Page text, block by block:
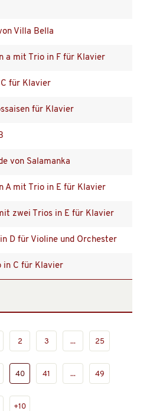
Villa Bella
a mit Trio in F für Klavier
für Klavier
für Klavier
von Salamanka
A mit Trio in E für Klavier
zwei Trios in E für Klavier
D für Violine und Orchester
in C für Klavier
2 3 ... 25
40 41 ... 49
+10